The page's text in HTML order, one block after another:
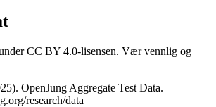
CC BY 4.0-lisensen. Vær vennlig og
OpenJung Aggregate Test Data.
research/data